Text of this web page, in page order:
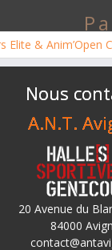
Elite & Anim’Open
Nous
A.N.T.
20 Avenue du
84000